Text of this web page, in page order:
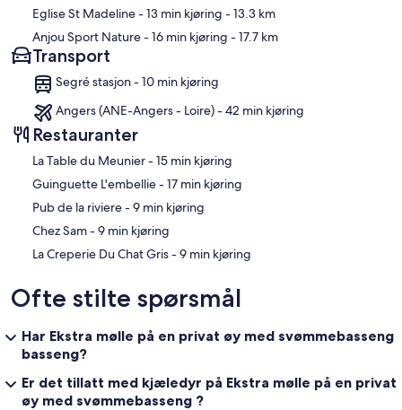
Eglise St Madeline- 13 min kjøring - 13.3 km
Anjou Sport Nature- 16 min kjøring - 17.7 km
Transport
Segré stasjon - 10 min kjøring
Angers (ANE-Angers - Loire) - 42 min kjøring
Restauranter
‪La Table du Meunier - ‬15 min kjøring
‪Guinguette L'embellie - ‬17 min kjøring
‪Pub de la riviere - ‬9 min kjøring
‪Chez Sam - ‬9 min kjøring
‪La Creperie Du Chat Gris - ‬9 min kjøring
Ofte stilte spørsmål
Har Ekstra mølle på en privat øy med svømmebasseng
basseng?
Er det tillatt med kjæledyr på Ekstra mølle på en privat
øy med svømmebasseng ?